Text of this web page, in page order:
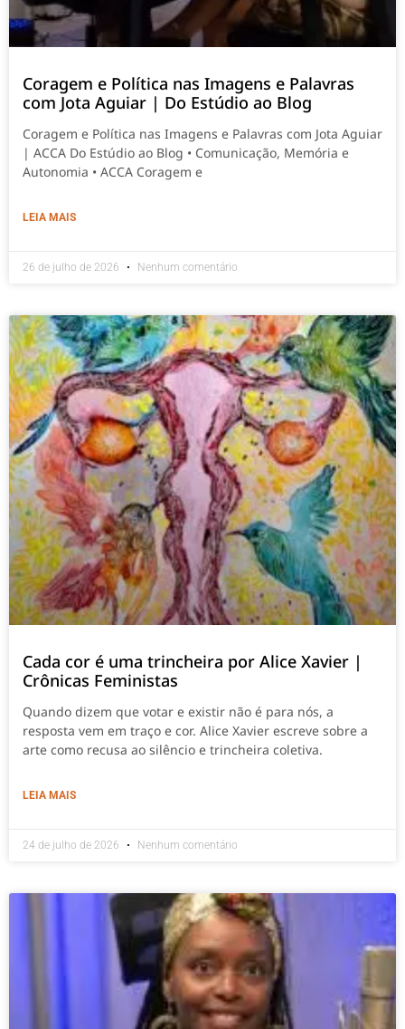
Coragem e Política nas Imagens e Palavras
com Jota Aguiar | Do Estúdio ao Blog
Coragem e Política nas Imagens e Palavras com Jota Aguiar
| ACCA Do Estúdio ao Blog • Comunicação, Memória e
Autonomia • ACCA Coragem e
LEIA MAIS
26 de julho de 2026 Nenhum comentário
Cada cor é uma trincheira por Alice Xavier |
Crônicas Feministas
Quando dizem que votar e existir não é para nós, a
resposta vem em traço e cor. Alice Xavier escreve sobre a
arte como recusa ao silêncio e trincheira coletiva.
LEIA MAIS
24 de julho de 2026 Nenhum comentário